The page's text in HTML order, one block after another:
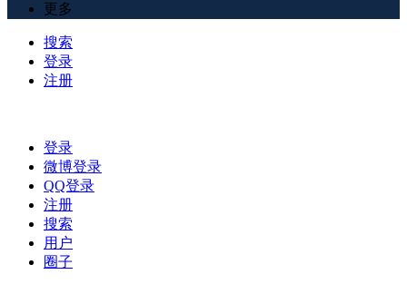
更多
搜索
登录
注册
登录
微博登录
QQ登录
注册
搜索
用户
圈子